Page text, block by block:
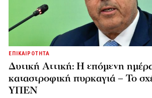
ΕΠΙΚΑΙΡΟΤΗΤΑ
Δυτική Αττική: Η επόμενη
καταστροφική πυρκαγιά – Το
ΥΠΕΝ